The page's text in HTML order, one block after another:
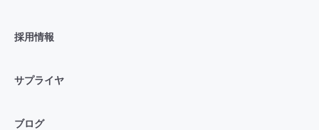
採用情報
サプライヤ
ブログ